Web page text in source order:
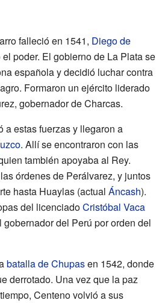
falleció en 1541, Diego de
el poder. El gobierno de La Plata se
española y decidió luchar contra
Formaron un ejército liderado
gobernador de Charcas.
a estas fuerzas y llegaron a
. Allí se encontraron con las
también apoyaba al Rey.
órdenes de Perálvarez, y juntos
hasta Huaylas (actual Áncash).
del licenciadoCristóbal Vaca
gobernador del Perú por orden del
batalla de Chupasen 1542, donde
derrotado. Una vez que la paz
Centeno volvió a sus